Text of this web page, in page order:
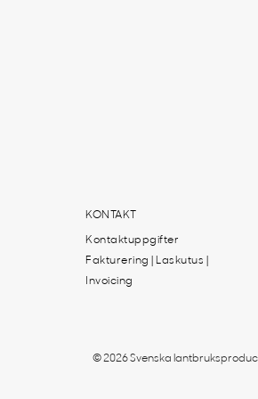
KONTAKT
Kontaktuppgifter
Fakturering | Laskutus |
Invoicing
© 2026 Svenska